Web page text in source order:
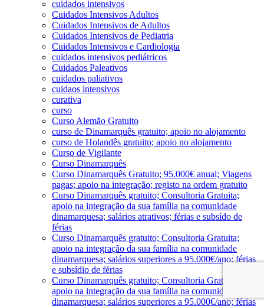
cuidados intensivos
Cuidados Intensivos Adultos
Cuidados Intensivos de Adultos
Cuidados Intensivos de Pediatria
Cuidados Intensivos e Cardiologia
cuidados intensivos pediátricos
Cuidados Paleativos
cuidados paliativos
cuidaos intensivos
curativa
curso
Curso Alemão Gratuito
curso de Dinamarquês gratuito; apoio no alojamento
curso de Holandês gratuito; apoio no alojamento
Curso de Vigilante
Curso Dinamarquês
Curso Dinamarquês Gratuito; 95.000€ anual; Viagens
pagas; apoio na integração; registo na ordem gratuito
Curso Dinamarquês gratuito; Consultoria Gratuita;
apoio na integração da sua família na comunidade
dinamarquesa; salários atrativos; férias e subsído de
férias
Curso Dinamarquês gratuito; Consultoria Gratuita;
apoio na integração da sua família na comunidade
dinamarquesa; salários superiores a 95.000€/ano; férias
e subsídio de férias
Curso Dinamarquês gratuito; Consultoria Gratuita;
apoio na integração da sua família na comunidade
dinamarquesa; salários superiores a 95.000€/ano; férias